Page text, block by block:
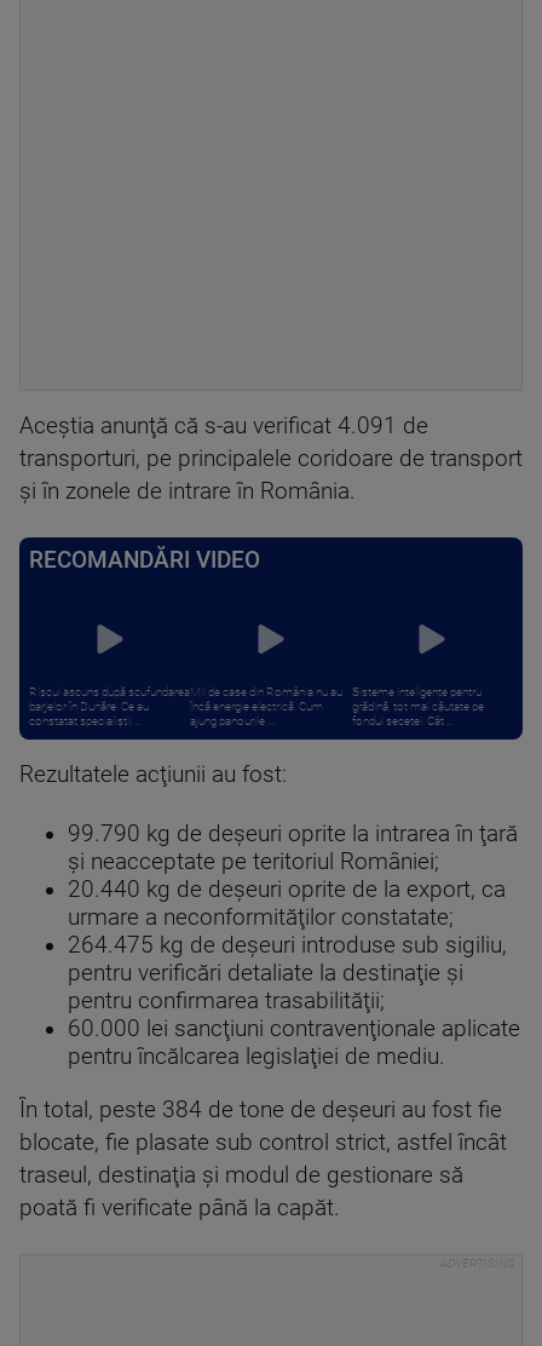
Aceştia anunţă că s-au verificat 4.091 de
transporturi, pe principalele coridoare de transport
şi în zonele de intrare în România.
RECOMANDĂRI VIDEO
Riscul ascuns după scufundarea
barjelor în Dunăre. Ce au
constatat specialiștii ...
Mii de case din România nu au
încă energie electrică. Cum
ajung panourile ...
Sisteme inteligente pentru
grădină, tot mai căutate pe
fondul secetei. Cât ...
Rezultatele acţiunii au fost:
99.790 kg de deşeuri oprite la intrarea în ţară
şi neacceptate pe teritoriul României;
20.440 kg de deşeuri oprite de la export, ca
urmare a neconformităţilor constatate;
264.475 kg de deşeuri introduse sub sigiliu,
pentru verificări detaliate la destinaţie şi
pentru confirmarea trasabilităţii;
60.000 lei sancţiuni contravenţionale aplicate
pentru încălcarea legislaţiei de mediu.
În total, peste 384 de tone de deşeuri au fost fie
blocate, fie plasate sub control strict, astfel încât
traseul, destinaţia şi modul de gestionare să
poată fi verificate până la capăt.